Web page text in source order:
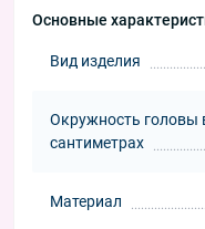
Основные
Вид изделия
Окружность головы
сантиметрах
Материал